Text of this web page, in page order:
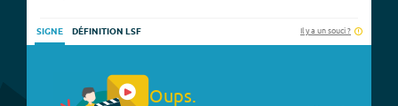
SIGNE DÉFINITION LSF Il y a un souci ?
Oups.